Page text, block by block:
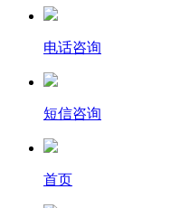
电话咨询
短信咨询
首页